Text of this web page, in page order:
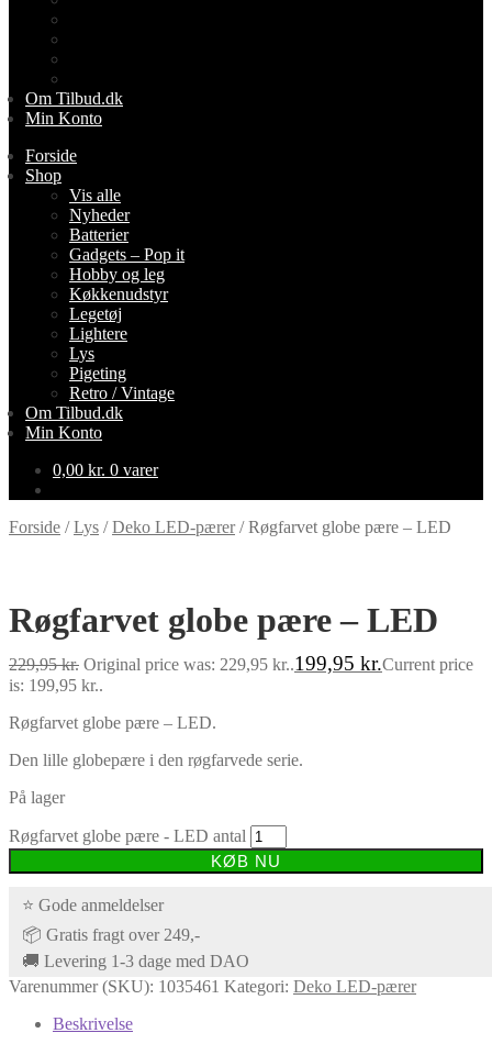
Om Tilbud.dk
Min Konto
Forside
Shop
Vis alle
Nyheder
Batterier
Gadgets – Pop it
Hobby og leg
Køkkenudstyr
Legetøj
Lightere
Lys
Pigeting
Retro / Vintage
Om Tilbud.dk
Min Konto
0,00 kr. 0 varer
Forside /Lys /Deko LED-pærer/Røgfarvet globe pære – LED
Røgfarvet globe pære – LED
229,95kr. Original price was: 229,95 kr..199,95 kr.Current price
is: 199,95 kr..
Røgfarvet globe pære – LED.
Den lille globepære i den røgfarvede serie.
På lager
Røgfarvet globe pære - LED antal
KØB NU
⭐ Gode anmeldelser
📦 Gratis fragt over 249,-
🚚 Levering 1-3 dage med DAO
Varenummer (SKU): 1035461 Kategori: Deko LED-pærer
Beskrivelse